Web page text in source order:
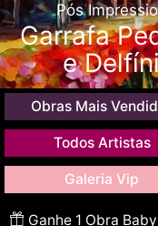
Pós
Garrafa
e
Obras Mais
Todos Artistas
Galeria Vip
Ganhe 1 Obra